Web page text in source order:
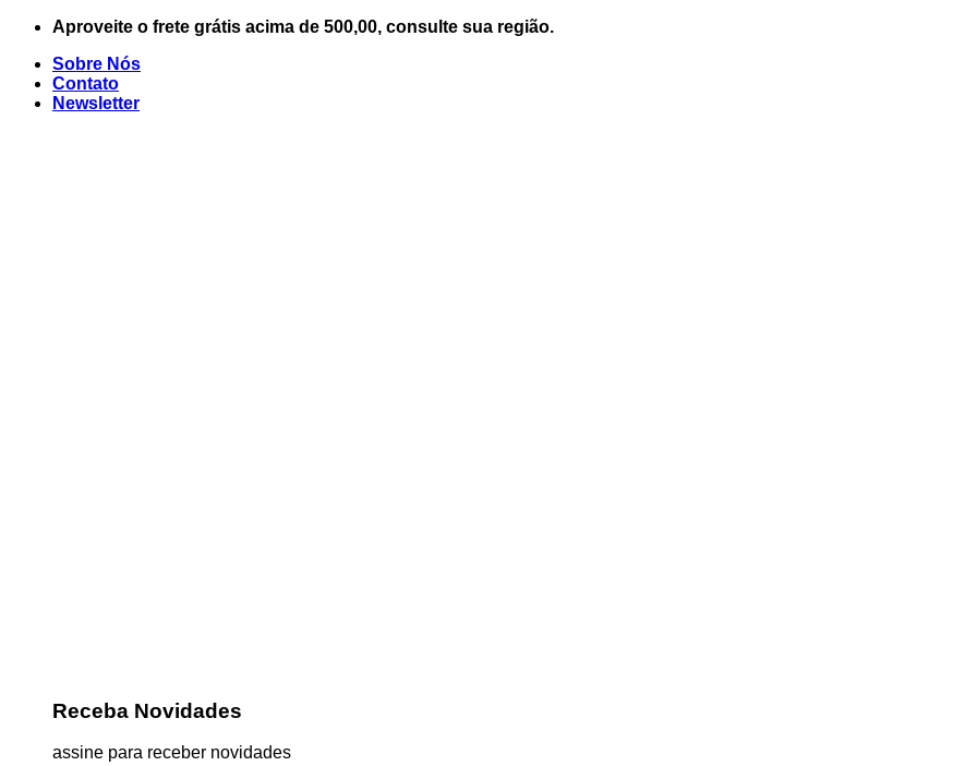
Skip
content
Aproveite o frete grátis acima de 500,00, consulte sua região.
Sobre Nós
Contato
Newsletter
Receba Novidades
assine para receber novidades